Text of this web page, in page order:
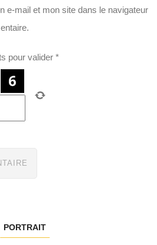
e-mail et mon site dans le navigateur
pour valider *
PORTRAIT